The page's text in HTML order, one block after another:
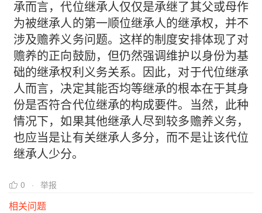
承而言，代位继承人仅仅是承继了其父或母作
为被继承人的第一顺位继承人的继承权，并不
涉及赡养义务问题。这样的制度安排体现了对
赡养的正向鼓励，但仍然强调维护以身份为基
础的继承权利义务关系。因此，对于代位继承
人而言，决定其能否均等继承的根本在于其身
份是否符合代位继承的构成要件。当然，此种
情况下，如果其他继承人尽到较多赡养义务，
也应当是让有关继承人多分，而不是让该代位
继承人少分。
0 举报
相关问题